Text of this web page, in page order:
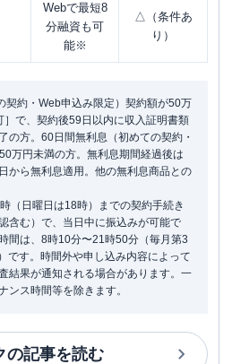
Webで最短8
分融資も可
能※
△（条件あ
り）
約・Web申込み限定）契約額が50万
］で、契約後59日以内に収入証明書類
の方。60日間無利息（初めての契約・
万円未満の方。無利息期間経過後は
から無利息適用。他の無利息商品との
（日曜日は18時）までの契約手続き
含む）で、当日中に振込みが可能で
間は、8時10分〜21時50分（毎月第3
です。時間外や申し込み内容によって
結果が通知される場合があります。一
ンス時間等を除きます。
の記事を読む